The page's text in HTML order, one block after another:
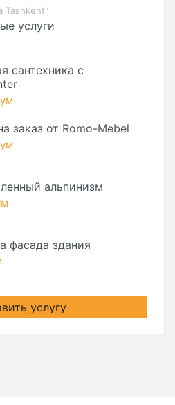
Tashkent"
услуги
сантехника с
заказ от Romo-Mebel
альпинизм
фасада здания
услугу